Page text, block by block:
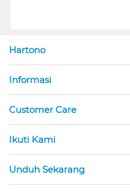
Hartono
Informasi
Customer Care
Ikuti Kami
Unduh Sekarang